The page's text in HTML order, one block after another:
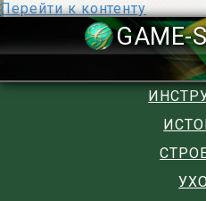
Перейти к контенту